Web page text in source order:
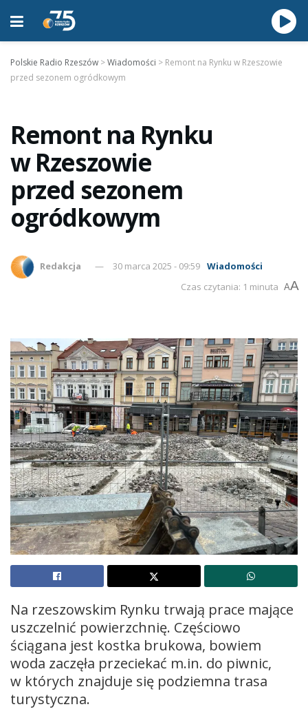
Polskie Radio Rzeszów >Wiadomości > Remont na Rynku w Rzeszowie
przed sezonem ogródkowym
Remont na Rynku
w Rzeszowie
przed sezonem
ogródkowym
Redakcja 30 marca 2025 - 09:59 Wiadomości
Czas czytania: 1 minuta AA
Na rzeszowskim Rynku trwają prace mające
uszczelnić powierzchnię. Częściowo
ściągana jest kostka brukowa, bowiem
woda zaczęła przeciekać m.in. do piwnic,
w których znajduje się podziemna trasa
turystyczna.